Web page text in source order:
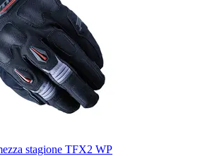
stagione TFX2 WP